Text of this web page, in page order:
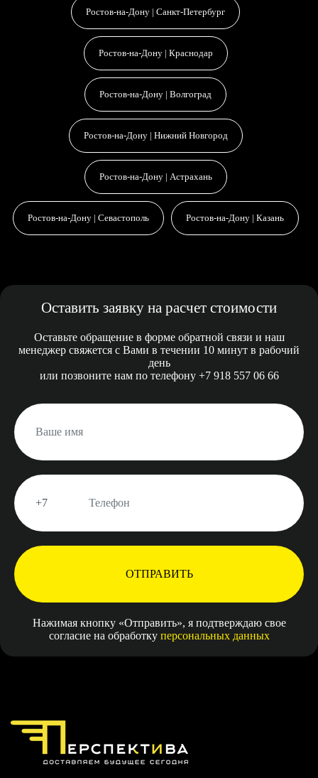
Ростов-на-Дону | Санкт-Петербург
Ростов-на-Дону | Краснодар
Ростов-на-Дону | Волгоград
Ростов-на-Дону | Нижний Новгород
Ростов-на-Дону | Астрахань
Ростов-на-Дону | Севастополь Ростов-на-Дону | Казань
Оставить заявку на расчет стоимости
Оставьте обращение в форме обратной связи и наш
менеджер свяжется с Вами в течении 10 минут в рабочий
день
или позвоните нам по телефону +7 918 557 06 66
ОТПРАВИТЬ
Нажимая кнопку «Отправить», я подтверждаю свое
согласие на обработку персональных данных